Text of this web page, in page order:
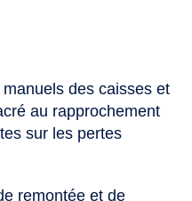
des caisses et
au rapprochement
sur les pertes
remontée et de